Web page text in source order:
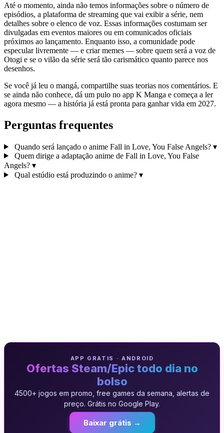
Até o momento, ainda não temos informações sobre o número de
episódios, a plataforma de streaming que vai exibir a série, nem
detalhes sobre o elenco de voz. Essas informações costumam ser
divulgadas em eventos maiores ou em comunicados oficiais
próximos ao lançamento. Enquanto isso, a comunidade pode
especular livremente — e criar memes — sobre quem será a voz de
Otogi e se o vilão da série será tão carismático quanto parece nos
desenhos.
Se você já leu o mangá, compartilhe suas teorias nos comentários. E
se ainda não conhece, dá um pulo no app K Manga e começa a ler
agora mesmo — a história já está pronta para ganhar vida em 2027.
Perguntas frequentes
Quando será lançado o anime Fall in Love, You False Angels? ▾
Quem dirige a adaptação anime de Fall in Love, You False
Angels? ▾
Qual estúdio está produzindo o anime? ▾
APP GRATIS · ANDROID
Ofertas Steam/Epic todo dia no
bolso
4500+ jogos em promo, free games da semana, alertas de
preço. Grátis no Google Play.
Baixar grátis →